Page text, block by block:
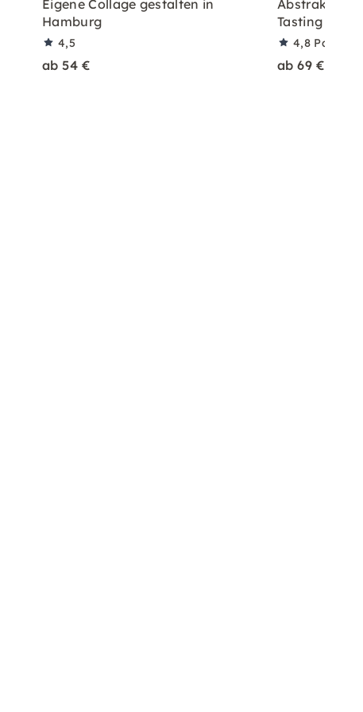
Eigene Collage gestalten in
Hamburg
4,5
ab 54 €
Abstrakte
Tasting in
4,8
ab 69 €